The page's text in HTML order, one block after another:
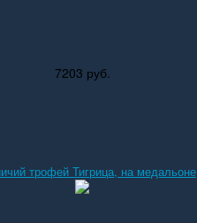
7203 руб.
трофей Тигрица, на медальоне